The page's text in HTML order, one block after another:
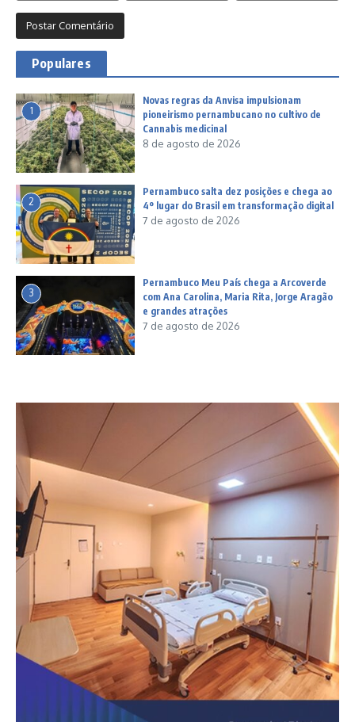
Populares
1
Novas regras da Anvisa impulsionam
pioneirismo pernambucano no cultivo de
Cannabis medicinal
8 de agosto de 2026
2
Pernambuco salta dez posições e chega ao
4º lugar do Brasil em transformação digital
7 de agosto de 2026
3
Pernambuco Meu País chega a Arcoverde
com Ana Carolina, Maria Rita, Jorge Aragão
e grandes atrações
7 de agosto de 2026